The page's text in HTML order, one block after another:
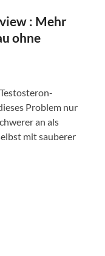
: Mehr
ohne
Problem nur
an als
mit sauberer